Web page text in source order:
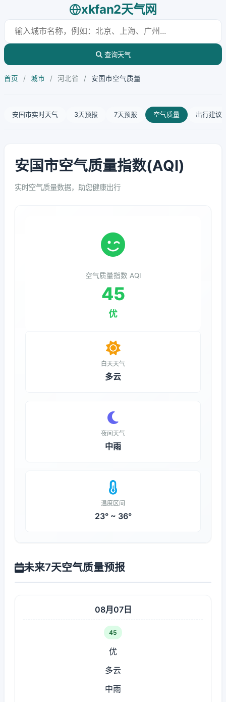
xkfan2天气网
查询天气
首页 / 城市 / 河北省 / 安国市空气质量
安国市实时天气 3天预报 7天预报 空气质量 出行建议
安国市空气质量指数(AQI)
实时空气质量数据，助您健康出行
空气质量指数 AQI
45
优
白天天气
多云
夜间天气
中雨
温度区间
23° ~ 36°
未来7天空气质量预报
08月07日
45
优
多云
中雨